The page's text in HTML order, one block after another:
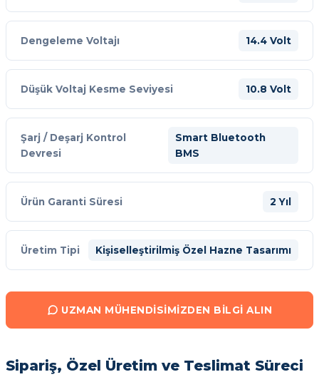
Dengeleme Voltajı 14.4 Volt
Düşük Voltaj Kesme Seviyesi 10.8 Volt
Şarj / Deşarj Kontrol
Devresi
Smart Bluetooth
BMS
Ürün Garanti Süresi 2 Yıl
Üretim Tipi Kişiselleştirilmiş Özel Hazne Tasarımı
UZMAN MÜHENDISIMIZDEN BILGI ALIN
Sipariş, Özel Üretim ve Teslimat Süreci